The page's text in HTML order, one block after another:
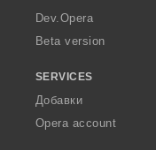
a
Dev.Opera
Beta version
SERVICES
Добавки
Opera account